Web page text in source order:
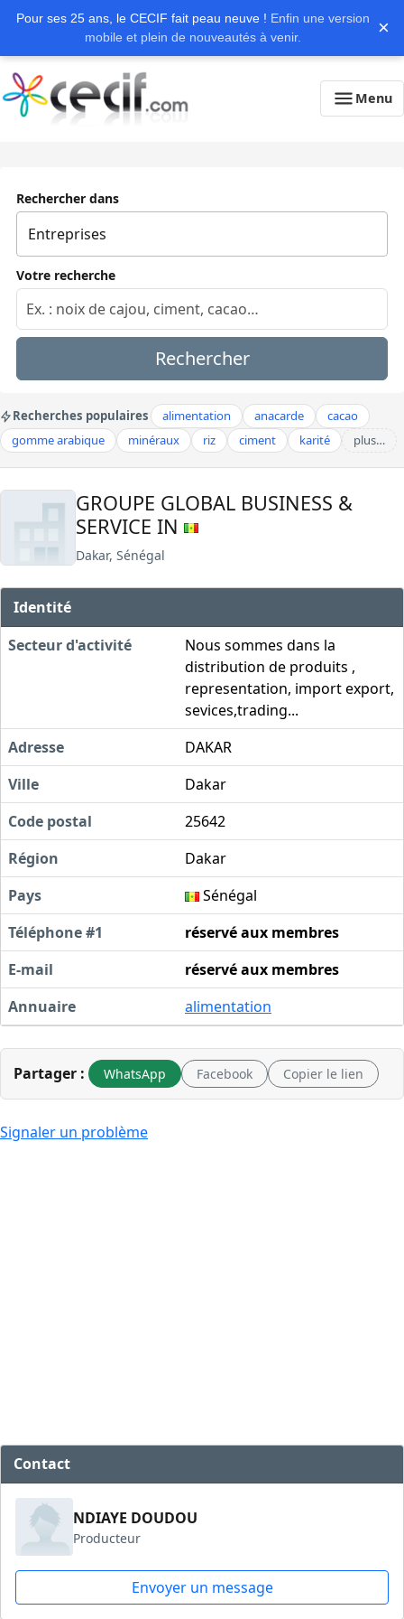
Pour ses 25 ans, le CECIF fait peau neuve ! Enfin une version
mobile et plein de nouveautés à venir.
×
Menu
Rechercher dans
Votre recherche
Rechercher
Recherches populaires alimentation anacarde
cacao
gomme arabique
minéraux riz ciment karité plus…
GROUPE GLOBAL BUSINESS &
SERVICE IN
Dakar, Sénégal
Identité
Secteur d'activité
Nous sommes dans la
distribution de produits ,
representation, import export,
sevices,trading...
Adresse
DAKAR
Ville
Dakar
Code postal
25642
Région
Dakar
Pays
Sénégal
Téléphone #1
réservé aux membres
E-mail
réservé aux membres
Annuaire
alimentation
Partager : WhatsApp Facebook Copier le lien
Signaler un problème
Contact
NDIAYE DOUDOU
Producteur
Envoyer un message